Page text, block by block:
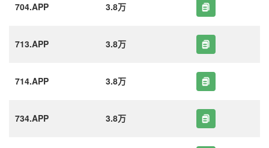
704.APP 3.8万
713.APP 3.8万
714.APP 3.8万
734.APP 3.8万